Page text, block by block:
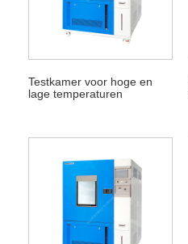
Testkamer voor hoge en
lage temperaturen